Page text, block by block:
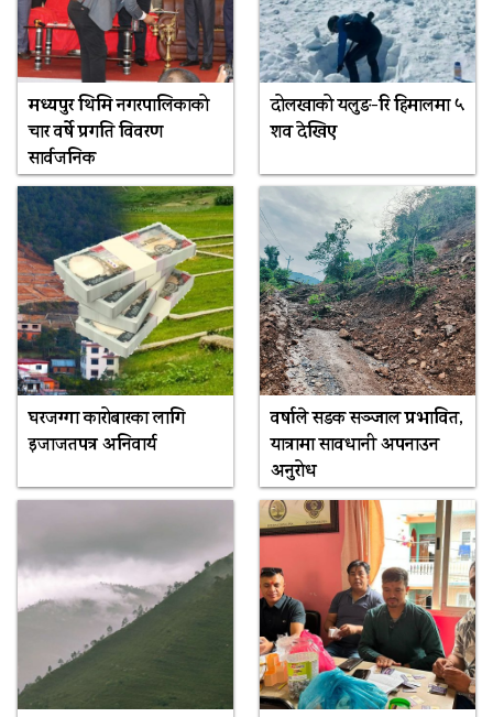
मध्यपुर थिमि नगरपालिकाको
चार वर्षे प्रगति विवरण
सार्वजनिक
दोलखाको यलुङ-रि हिमालमा ५
शव देखिए
घरजग्गा कारोबारका लागि
इजाजतपत्र अनिवार्य
वर्षाले सडक सञ्जाल प्रभावित,
यात्रामा सावधानी अपनाउन
अनुरोध